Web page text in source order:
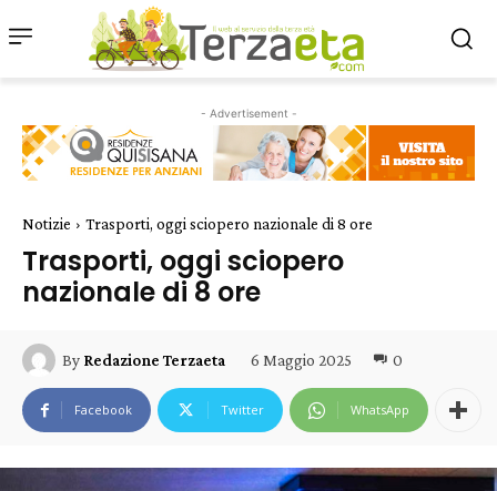
- Advertisement -
Notizie Trasporti, oggi sciopero nazionale di 8 ore
Trasporti, oggi sciopero
nazionale di 8 ore
By Redazione Terzaeta 6 Maggio 2025 0
Facebook Twitter WhatsApp